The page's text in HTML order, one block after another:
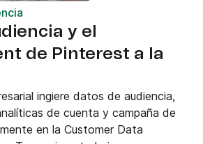
y el
de Pinterest a la
ingiere datos de audiencia,
de cuenta y campaña de
en la Customer Data